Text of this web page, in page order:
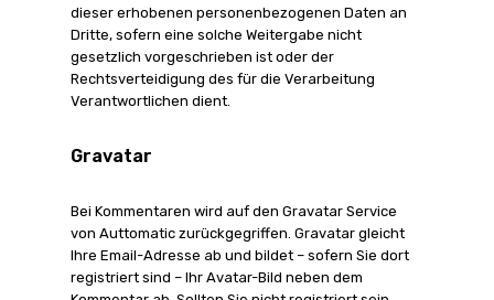
dieser erhobenen personenbezogenen Daten an
Dritte, sofern eine solche Weitergabe nicht
gesetzlich vorgeschrieben ist oder der
Rechtsverteidigung des für die Verarbeitung
Verantwortlichen dient.
Gravatar
Bei Kommentaren wird auf den Gravatar Service
von Auttomatic zurückgegriffen. Gravatar gleicht
Ihre Email-Adresse ab und bildet – sofern Sie dort
registriert sind – Ihr Avatar-Bild neben dem